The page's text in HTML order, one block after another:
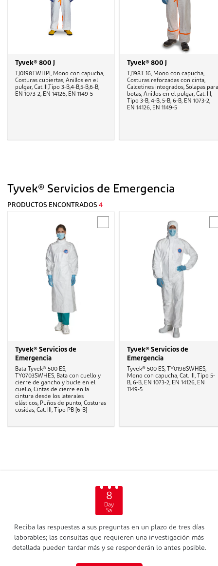
Tyvek® 800 J
TJ0198TWHPI, Mono con capucha,
Costuras cubiertas, Anillos en el
pulgar, Cat.III,Tipo 3-B,4-B,5-B,6-B,
EN 1073-2, EN 14126, EN 1149-5
Tyvek® 800 J
TJ198T 16, Mono con capucha,
Costuras reforzadas con cinta,
Calcetines integrados, Solapas para
botas, Anillos en el pulgar, Cat. III,
Tipo 3-B, 4-B, 5-B, 6-B, EN 1073-2,
EN 14126, EN 1149-5
Tyvek® Servicios de Emergencia
PRODUCTOS ENCONTRADOS 4
Tyvek® Servicios de
Emergencia
Bata Tyvek® 500 ES,
TY0703SWHES, Bata con cuello y
cierre de gancho y bucle en el
cuello, Cintas de cierre en la
cintura desde los laterales
elásticos, Puños de punto, Costuras
cosidas, Cat. III, Tipo PB [6-B]
Tyvek® Servicios de
Emergencia
Tyvek® 500 ES, TY0198SWHES,
Mono con capucha, Cat. III, Tipo 5-
B, 6-B, EN 1073-2, EN 14126, EN
1149-5
8
Day
Sa
Reciba las respuestas a sus preguntas en un plazo de tres días
laborables; las consultas que requieren una investigación más
detallada pueden tardar más y se responderán lo antes posible.